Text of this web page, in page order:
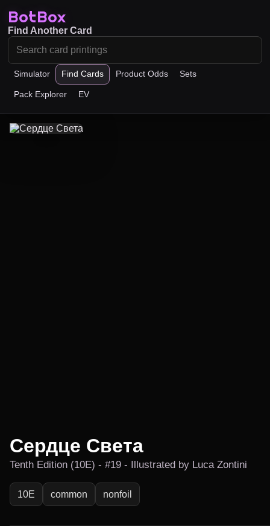
BotBox
Simulator Find Cards Product Odds Sets
Pack Explorer EV
Find Another Card
Сердце Света
Tenth Edition (10E) - #19 - Illustrated by Luca Zontini
10E common nonfoil